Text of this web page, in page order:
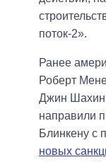
поток-2».
Ранее
Роберт
Джин Шахин
направили
Блинкену с
новых